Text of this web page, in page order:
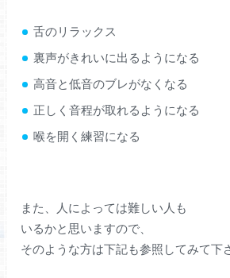
舌のリラックス
裏声がきれいに出るようになる
高音と低音のブレがなくなる
正しく音程が取れるようになる
喉を開く練習になる
また、人によっては難しい人も
いるかと思いますので、
そのような方は下記も参照してみて下